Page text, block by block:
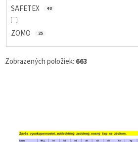
SAFETEX 48
ZOMO 25
Zobrazených položiek: 663